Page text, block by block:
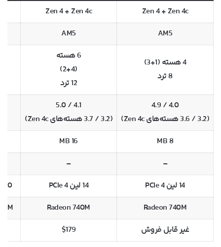
Zen 4 + Zen 4c
Zen 4 + Zen 4c
AM5
AM5
4 هسته (1+3)
8 ترد
6 هسته
(2+4)
12 ترد
4.0 / 4.9
(3.2 / 3.6 هسته‌های Zen 4c)
4.1 / 5.0
(3.2 / 3.7 هسته‌های Zen 4c)
8 MB
16 MB
–
–
14 لین PCIe 4
14 لین PCIe 4
20 لین PCIe 4
Radeon 740M
Radeon 740M
غیر قابل فروش
$179